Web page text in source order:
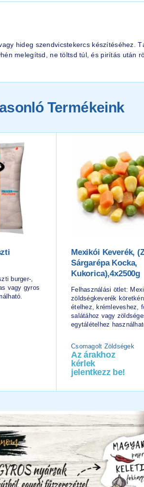
hideg szendvicstekercs készítéséhez.
melegítsd, ne töltsd túl, és pirítás után
Termékeink
burger-,
vagy gyros
Mexikói Keverék,
Sárgarépa Kocka,
Kukorica),4x2500g
Felhasználási ötlet:
zöldségkeverék
ételhez, krémleveshez,
salátához vagy
egytálételhez
Csomagolt Zöldségek
Az árakhoz
kérlek
jelentkezz be!